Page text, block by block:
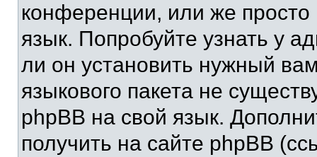
конференции, или же
язык. Попробуйте узнать у
ли он установить нужный
языкового пакета не
phpBB на свой язык.
получить на сайте phpBB